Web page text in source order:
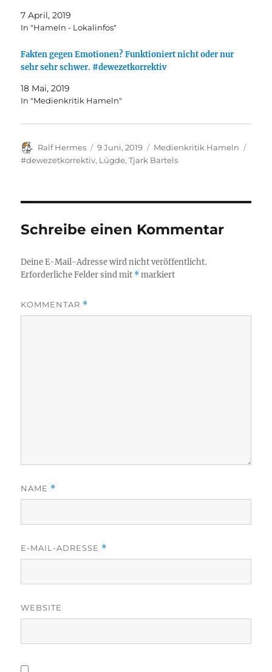
7 April, 2019
In "Hameln - Lokalinfos"
Fakten gegen Emotionen? Funktioniert nicht oder nur
sehr sehr schwer. #dewezetkorrektiv
18 Mai, 2019
In "Medienkritik Hameln"
Autor
Ralf Hermes
Veröffentlicht
am
9 Juni, 2019 Kategorien
Medienkritik Hameln
#dewezetkorrektiv, Lügde,Tjark Bartels
Schreibe einen Kommentar
Deine E-Mail-Adresse wird nicht veröffentlicht.
Erforderliche Felder sind mit *markiert
KOMMENTAR *
NAME *
E-MAIL-ADRESSE *
WEBSITE